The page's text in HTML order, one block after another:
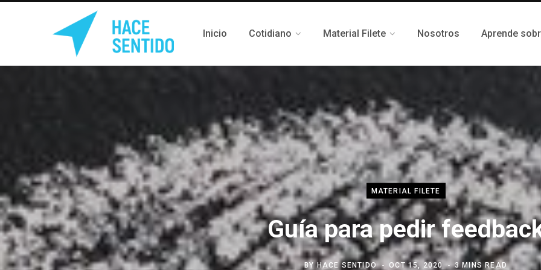
Inicio Cotidiano Material Filete Nosotros Aprende
MATERIAL FILETE
Guía para pedir
BY HACE SENTIDO OCT 15, 2020 3 MINS READ